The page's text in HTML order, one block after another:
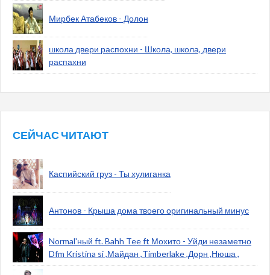
Мирбек Атабеков - Долон
школа двери распохни - Школа, школа, двери
распахни
СЕЙЧАС ЧИТАЮТ
Каспийский груз - Ты хулиганка
Антонов - Крыша дома твоего оригинальный минус
Normal'ный ft. Bahh Tee ft Мохито - Уйди незаметно
Dfm Kristina si ,Майдан ,Timberlake ,Дорн ,Нюша ,